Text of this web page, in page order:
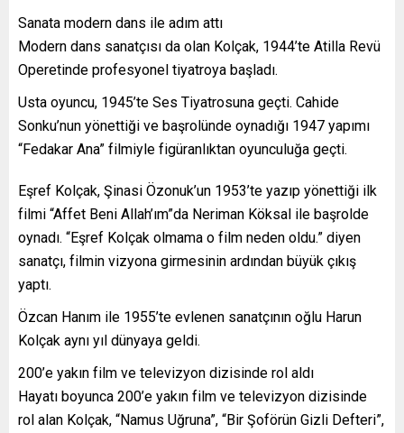
Sanata modern dans ile adım attı
Modern dans sanatçısı da olan Kolçak, 1944’te Atilla Revü
Operetinde profesyonel tiyatroya başladı.
Usta oyuncu, 1945’te Ses Tiyatrosuna geçti. Cahide
Sonku’nun yönettiği ve başrolünde oynadığı 1947 yapımı
“Fedakar Ana” filmiyle figüranlıktan oyunculuğa geçti.
Eşref Kolçak, Şinasi Özonuk’un 1953’te yazıp yönettiği ilk
filmi “Affet Beni Allah’ım”da Neriman Köksal ile başrolde
oynadı. “Eşref Kolçak olmama o film neden oldu.” diyen
sanatçı, filmin vizyona girmesinin ardından büyük çıkış
yaptı.
Özcan Hanım ile 1955’te evlenen sanatçının oğlu Harun
Kolçak aynı yıl dünyaya geldi.
200’e yakın film ve televizyon dizisinde rol aldı
Hayatı boyunca 200’e yakın film ve televizyon dizisinde
rol alan Kolçak, “Namus Uğruna”, “Bir Şoförün Gizli Defteri”,